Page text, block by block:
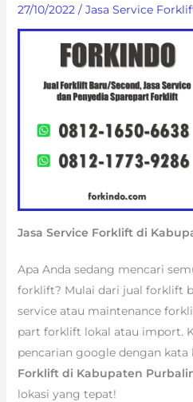
27/10/2022 / Jasa Service
Jasa Service Forklift di
Apa Anda sedang mencari
forklift? Mulai dari jual forklift
service atau maintenance
part forklift lokal atau import.
pencarian google dengan kata
Forklift di Kabupaten
lokasi yang tepat!